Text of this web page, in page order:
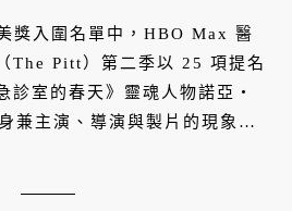
獎入圍名單中，HBO Max 醫
The Pitt）第二季以 25 項提名
診室的春天》靈魂人物諾亞・
兼主演、導演與製片的現象級